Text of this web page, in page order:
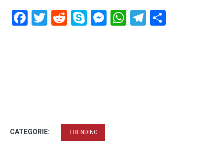
Facebook
Twitter
RedditSkypeMessenger
WhatsApp
Telegram
CATEGORIE: TRENDING